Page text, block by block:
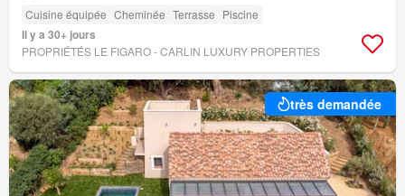
Cuisine équipée Cheminée Terrasse Piscine
Il y a 30+ jours
PROPRIÉTÉS LE FIGARO - CARLIN LUXURY PROPERTIES
très demandée